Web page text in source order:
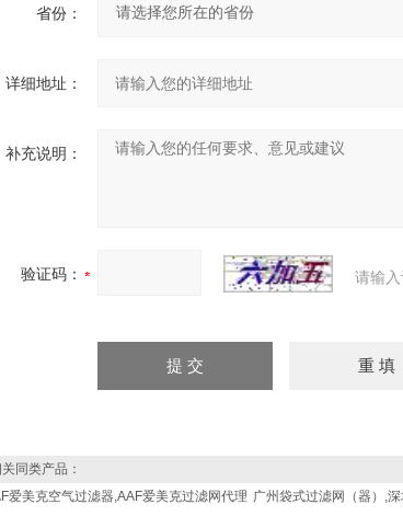
省份：
详细地址：
补充说明：
验证码： 请输
同类产品：
爱美克空气过滤器,AAF爱美克过滤网代理 广州袋式过滤网（器）,